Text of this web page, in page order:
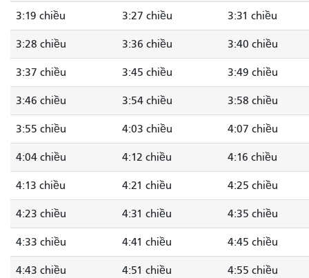
3:19 chiều 3:27 chiều 3:31 chiều
3:28 chiều 3:36 chiều 3:40 chiều
3:37 chiều 3:45 chiều 3:49 chiều
3:46 chiều 3:54 chiều 3:58 chiều
3:55 chiều 4:03 chiều 4:07 chiều
4:04 chiều 4:12 chiều 4:16 chiều
4:13 chiều 4:21 chiều 4:25 chiều
4:23 chiều 4:31 chiều 4:35 chiều
4:33 chiều 4:41 chiều 4:45 chiều
4:43 chiều 4:51 chiều 4:55 chiều